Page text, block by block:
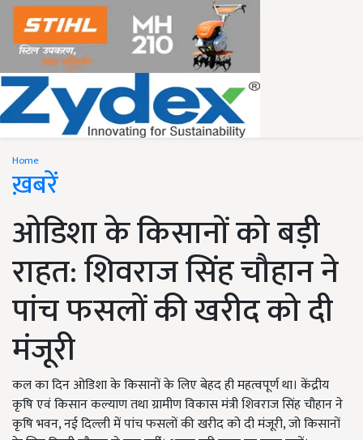
Home
ख़बरें
ओडिशा के किसानों को बड़ी
राहत: शिवराज सिंह चौहान ने
पांच फसलों की खरीद को दी
मंजूरी
कल का दिन ओडिशा के किसानों के लिए बेहद ही महत्वपूर्ण था। केंद्रीय
कृषि एवं किसान कल्याण तथा ग्रामीण विकास मंत्री शिवराज सिंह चौहान ने
कृषि भवन, नई दिल्ली में पांच फसलों की खरीद को दी मंजूरी, जो किसानों